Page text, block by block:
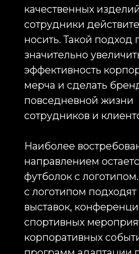
также повышают ценность
корпоративного подарка в глазах
получателя. Многие компании
включают толстовки и худи в
сотрудников и используют их как
элемент корпоративной культуры.
Отдельное направление
составляет производство поло с
логотипом. Поло традиционно
более официальный внешний вид
сотрудников. Поло с логотипом
часто заказывают для торговых
представителей, консультантов,
менеджеров по продажам,
сотрудников сервисных служб и
персонала на выставках. Такая
одежда позволяет сохранить
баланс между деловым стилем и
комфортом.